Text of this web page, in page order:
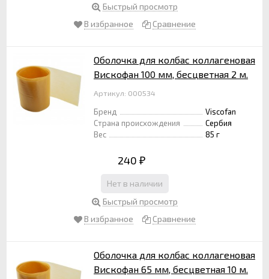
Быстрый просмотр
В избранное
Сравнение
Оболочка для колбас коллагеновая
Вискофан 100 мм, бесцветная 2 м.
Артикул: 000534
Бренд
Viscofan
Страна происхождения
Сербия
Вес
85 г
240 ₽
Нет в наличии
Быстрый просмотр
В избранное
Сравнение
Оболочка для колбас коллагеновая
Вискофан 65 мм, бесцветная 10 м.